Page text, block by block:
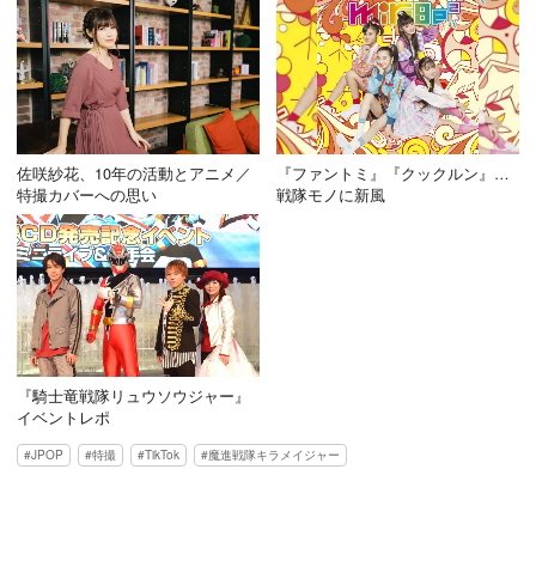
佐咲紗花、10年の活動とアニメ／
特撮カバーへの思い
『ファントミ』『クックルン』…
戦隊モノに新風
『騎士竜戦隊リュウソウジャー』
イベントレポ
JPOP 特撮 TikTok 魔進戦隊キラメイジャー